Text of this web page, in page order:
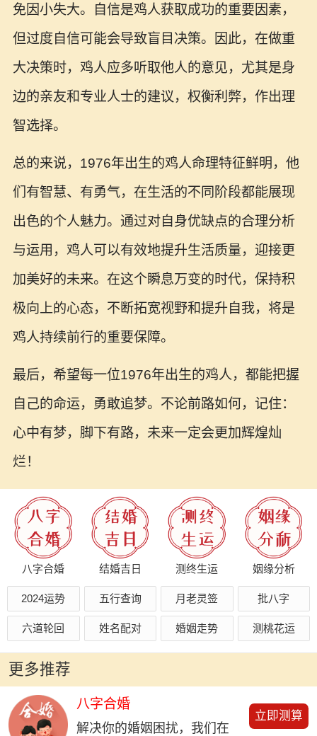
免因小失大。自信是鸡人获取成功的重要因素，
但过度自信可能会导致盲目决策。因此，在做重
大决策时，鸡人应多听取他人的意见，尤其是身
边的亲友和专业人士的建议，权衡利弊，作出理
智选择。
总的来说，1976年出生的鸡人命理特征鲜明，他
们有智慧、有勇气，在生活的不同阶段都能展现
出色的个人魅力。通过对自身优缺点的合理分析
与运用，鸡人可以有效地提升生活质量，迎接更
加美好的未来。在这个瞬息万变的时代，保持积
极向上的心态，不断拓宽视野和提升自我，将是
鸡人持续前行的重要保障。
最后，希望每一位1976年出生的鸡人，都能把握
自己的命运，勇敢追梦。不论前路如何，记住：
心中有梦，脚下有路，未来一定会更加辉煌灿
烂！
八字合婚 结婚吉日 测终生运 姻缘分析
2024运势 五行查询 月老灵签 批八字
六道轮回 姓名配对 婚姻走势 测桃花运
更多推荐
八字合婚
解决你的婚姻困扰，我们在
立即测算